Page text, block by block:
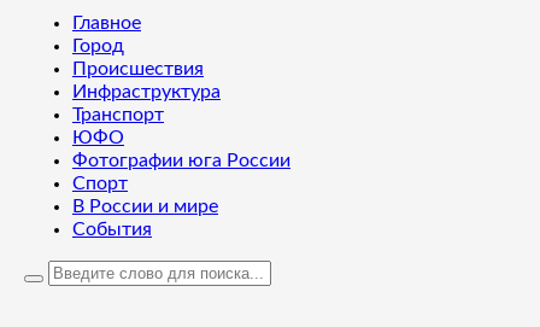
Главное
Город
Происшествия
Инфраструктура
Транспорт
ЮФО
Фотографии юга России
Спорт
В России и мире
События